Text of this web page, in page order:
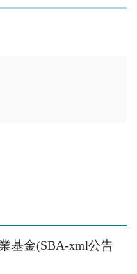
基金(SBA-xml公告